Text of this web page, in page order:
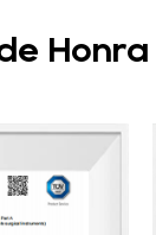
Honra